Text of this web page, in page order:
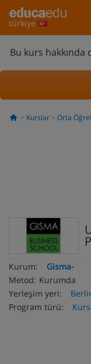
türkiye
Bu kurs
Kurslar Orta
Kurum:
Gisma-
Metod: Kurumda
Yerleşim yeri:
Program türü: